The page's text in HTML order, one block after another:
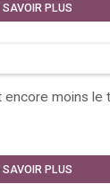
SAVOIR PLUS
encore moins le
SAVOIR PLUS